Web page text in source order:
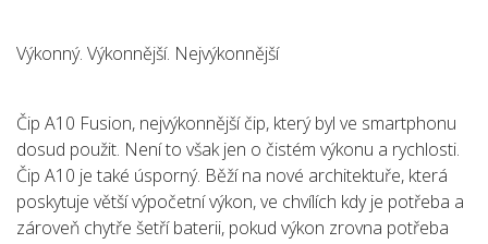
Výkonný. Výkonnější. Nejvýkonnější
Čip A10 Fusion, nejvýkonnější čip, který byl ve smartphonu
dosud použit. Není to však jen o čistém výkonu a rychlosti.
Čip A10 je také úsporný. Běží na nové architektuře, která
poskytuje větší výpočetní výkon, ve chvílích kdy je potřeba a
zároveň chytře šetří baterii, pokud výkon zrovna potřeba